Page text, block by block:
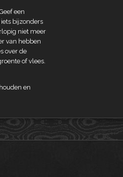
een
bijzonders
niet meer
van hebben
over de
of vlees.
en